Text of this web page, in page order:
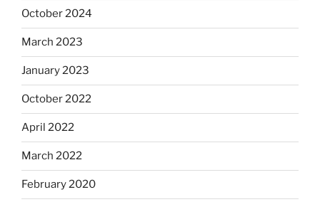
October 2024
March 2023
January 2023
October 2022
April 2022
March 2022
February 2020